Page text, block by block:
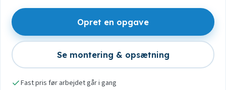
Opret en opgave
Se montering & opsætning
Fast pris før arbejdet går i gang